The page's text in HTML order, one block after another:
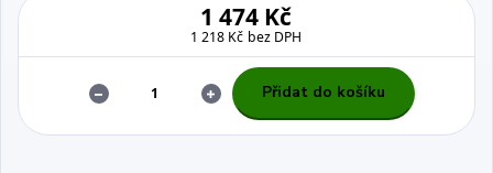
1 474 Kč
1 218 Kč bez DPH
Přidat do košíku